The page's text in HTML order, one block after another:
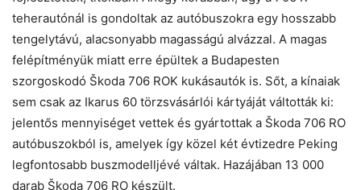
teherautónál is gondoltak az autóbuszokra egy hosszabb
tengelytávú, alacsonyabb magasságú alvázzal. A magas
felépítményük miatt erre épültek a Budapesten
szorgoskodó Škoda 706 ROK kukásautók is. Sőt, a kínaiak
sem csak az Ikarus 60 törzsvásárlói kártyáját váltották ki:
jelentős mennyiséget vettek és gyártottak a Škoda 706 RO
autóbuszokból is, amelyek így közel két évtizedre Peking
legfontosabb buszmodelljévé váltak. Hazájában 13 000
darab Škoda 706 RO készült.